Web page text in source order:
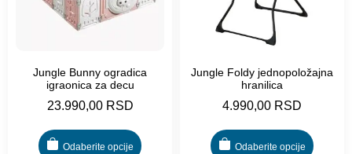
Jungle Bunny ogradica
igraonica za decu
23.990,00 RSD
Odaberite opcije
Jungle Foldy jednopoložajna
hranilica
4.990,00 RSD
Odaberite opcije